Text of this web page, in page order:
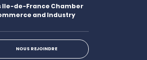
Ile-de-France Chamber
and Industry
NOUS REJOINDRE